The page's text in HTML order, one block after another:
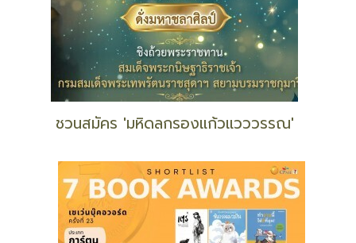
ชวนสมัคร 'มหิดลกรองแก้วแวววรรณ'